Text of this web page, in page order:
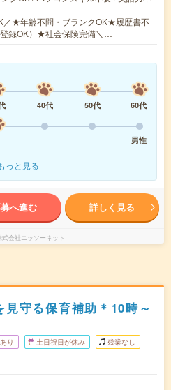
／★年齢不問・ブランクOK★履歴書不
録OK）★社会保険完備＼…
40代 50代
60代
男性
っと見る
へ進む 詳しく見る
式会社ニッソーネット
見守る保育補助＊10時～
り 土日祝日が休み 残業なし